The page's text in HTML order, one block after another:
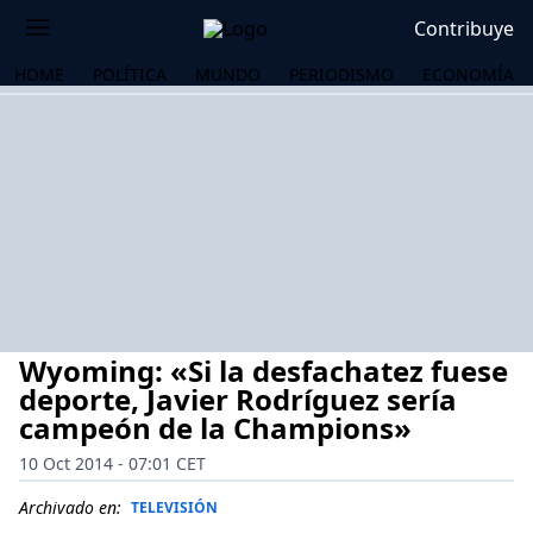
Contribuye
HOME POLÍTICA MUNDO PERIODISMO ECONOMÍA
Wyoming: «Si la desfachatez fuese
deporte, Javier Rodríguez sería
campeón de la Champions»
10 Oct 2014 - 07:01 CET
Archivado en: TELEVISIÓN